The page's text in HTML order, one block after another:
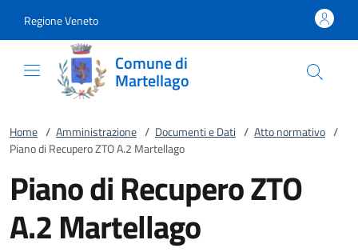
Regione Veneto
Comune di
Martellago
Home / Amministrazione / Documenti e Dati / Atto normativo /
Piano di Recupero ZTO A.2 Martellago
Piano di Recupero ZTO
A.2 Martellago